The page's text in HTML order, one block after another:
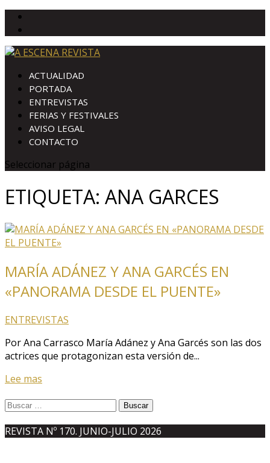
ACTUALIDAD
PORTADA
ENTREVISTAS
FERIAS Y FESTIVALES
AVISO LEGAL
CONTACTO
Seleccionar página
ETIQUETA: ANA GARCES
MARÍA ADÁNEZ Y ANA GARCÉS EN
«PANORAMA DESDE EL PUENTE»
ENTREVISTAS
Por Ana Carrasco María Adánez y Ana Garcés son las dos
actrices que protagonizan esta versión de...
Lee mas
Buscar:
REVISTA Nº 170. JUNIO-JULIO 2026